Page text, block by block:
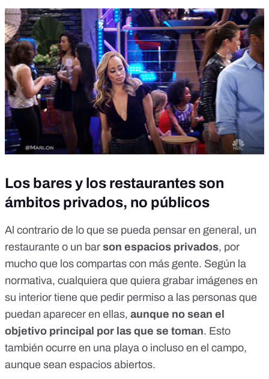
Los bares y los restaurantes son
ámbitos privados, no públicos
Al contrario de lo que se pueda pensar en general, un
restaurante o un bar son espacios privados, por
mucho que los compartas con más gente. Según la
normativa, cualquiera que quiera grabar imágenes en
su interior tiene que pedir permiso a las personas que
puedan aparecer en ellas, aunque no sean el
objetivo principal por las que se toman. Esto
también ocurre en una playa o incluso en el campo,
aunque sean espacios abiertos.